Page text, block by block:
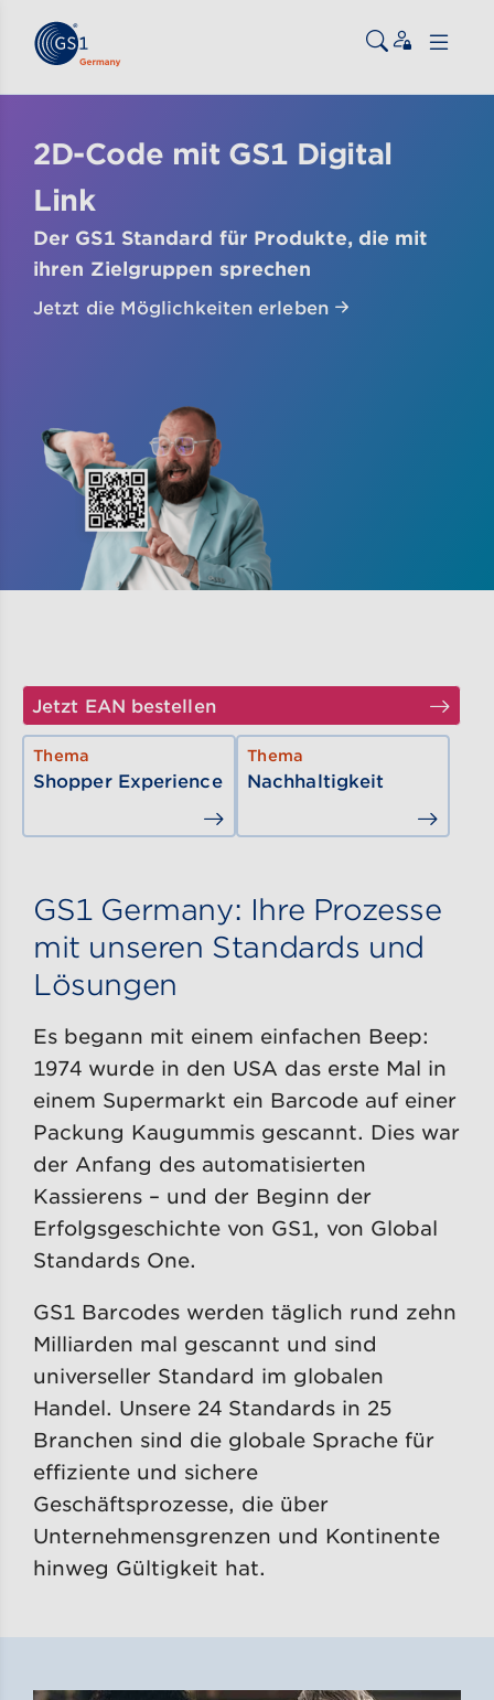
Zum Inhalt gehen
2D-Code mit GS1 Digital
Link
Der GS1 Standard für Produkte, die mit
ihren Zielgruppen sprechen
Jetzt die Möglichkeiten erleben
Jetzt EAN bestellen
Go
Thema
Shopper Experience
Go to content
Thema
Nachhaltigkeit
Go
GS1 Germany: Ihre Prozesse
mit unseren Standards und
Lösungen
Es begann mit einem einfachen Beep:
1974 wurde in den USA das erste Mal in
einem Supermarkt ein Barcode auf einer
Packung Kaugummis gescannt. Dies war
der Anfang des automatisierten
Kassierens – und der Beginn der
Erfolgsgeschichte von GS1, von Global
Standards One.
GS1 Barcodes werden täglich rund zehn
Milliarden mal gescannt und sind
universeller Standard im globalen
Handel. Unsere 24 Standards in 25
Branchen sind die globale Sprache für
effiziente und sichere
Geschäftsprozesse, die über
Unternehmensgrenzen und Kontinente
hinweg Gültigkeit hat.